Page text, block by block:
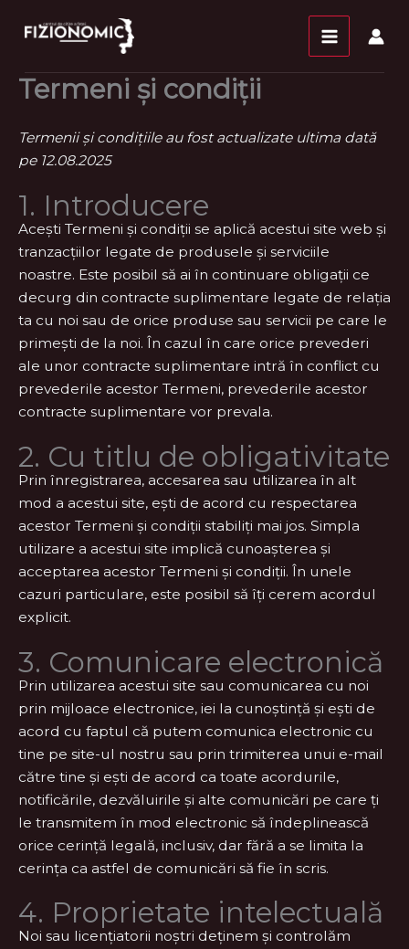
Termeni și condiții
Termenii și condițiile au fost actualizate ultima dată
pe 12.08.2025
1. Introducere
Acești Termeni și condiții se aplică acestui site web și
tranzacțiilor legate de produsele și serviciile
noastre. Este posibil să ai în continuare obligații ce
decurg din contracte suplimentare legate de relația
ta cu noi sau de orice produse sau servicii pe care le
primești de la noi. În cazul în care orice prevederi
ale unor contracte suplimentare intră în conflict cu
prevederile acestor Termeni, prevederile acestor
contracte suplimentare vor prevala.
2. Cu titlu de obligativitate
Prin înregistrarea, accesarea sau utilizarea în alt
mod a acestui site, ești de acord cu respectarea
acestor Termeni și condiții stabiliți mai jos. Simpla
utilizare a acestui site implică cunoașterea și
acceptarea acestor Termeni și condiții. În unele
cazuri particulare, este posibil să îți cerem acordul
explicit.
3. Comunicare electronică
Prin utilizarea acestui site sau comunicarea cu noi
prin mijloace electronice, iei la cunoștință și ești de
acord cu faptul că putem comunica electronic cu
tine pe site-ul nostru sau prin trimiterea unui e-mail
către tine și ești de acord ca toate acordurile,
notificările, dezvăluirile și alte comunicări pe care ți
le transmitem în mod electronic să îndeplinească
orice cerință legală, inclusiv, dar fără a se limita la
cerința ca astfel de comunicări să fie în scris.
4. Proprietate intelectuală
Noi sau licențiatorii noștri deținem și controlăm